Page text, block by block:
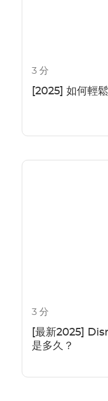
3 分
[2025] 如何輕
3 分
[最新2025]
是多久？